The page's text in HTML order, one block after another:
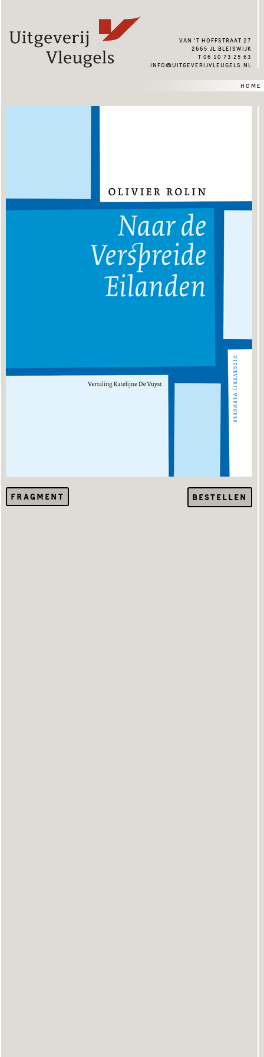
van ’t hoffstraat 27
2665 jl bleiswijk
t 06 10 73 25 63
info@uitgeverijvleugels.nl
home
FRAGMENT BESTELLEN